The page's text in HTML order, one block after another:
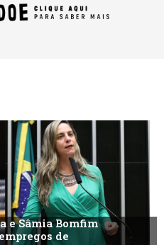
e Sâmia Bomfim
de